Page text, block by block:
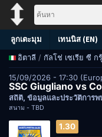
ลูกเตะมุม เทนนิส (EN)
อิตาลี / กัลโช่ เซเรีย ซี ก
15/09/2026 - 17:30
SSC Giugliano vs
สถิติ, ข้อมูลและประวัติการ
สนาม - TBD
1.30